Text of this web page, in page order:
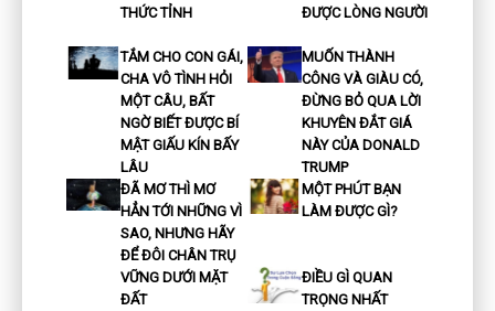
THỨC TỈNH
ĐƯỢC LÒNG NGƯỜI
TẮM CHO CON GÁI,
CHA VÔ TÌNH HỎI
MỘT CÂU, BẤT
NGỜ BIẾT ĐƯỢC BÍ
MẬT GIẤU KÍN BẤY
LÂU
MUỐN THÀNH
CÔNG VÀ GIÀU CÓ,
ĐỪNG BỎ QUA LỜI
KHUYÊN ĐẮT GIÁ
NÀY CỦA DONALD
TRUMP
ĐÃ MƠ THÌ MƠ
HẲN TỚI NHỮNG VÌ
SAO, NHƯNG HÃY
ĐỂ ĐÔI CHÂN TRỤ
VỮNG DƯỚI MẶT
ĐẤT
MỘT PHÚT BẠN
LÀM ĐƯỢC GÌ?
ĐIỀU GÌ QUAN
TRỌNG NHẤT